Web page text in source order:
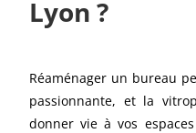
Lyon ?
Réaménager un bureau
passionnante, et la
donner vie à vos